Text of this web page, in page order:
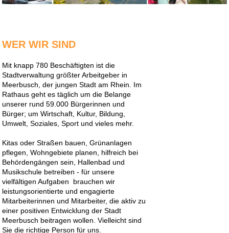
WER WIR SIND
Mit knapp 780 Beschäftigten ist die
Stadtverwaltung größter Arbeitgeber in
Meerbusch, der jungen Stadt am Rhein. Im
Rathaus geht es täglich um die Belange
unserer rund 59.000 Bürgerinnen und
Bürger; um Wirtschaft, Kultur, Bildung,
Umwelt, Soziales, Sport und vieles mehr.
Kitas oder Straßen bauen, Grünanlagen
pflegen, Wohngebiete planen, hilfreich bei
Behördengängen sein, Hallenbad und
Musikschule betreiben - für unsere
vielfältigen Aufgaben brauchen wir
leistungsorientierte und engagierte
Mitarbeiterinnen und Mitarbeiter, die aktiv zu
einer positiven Entwicklung der Stadt
Meerbusch beitragen wollen. Vielleicht sind
Sie die richtige Person für uns.